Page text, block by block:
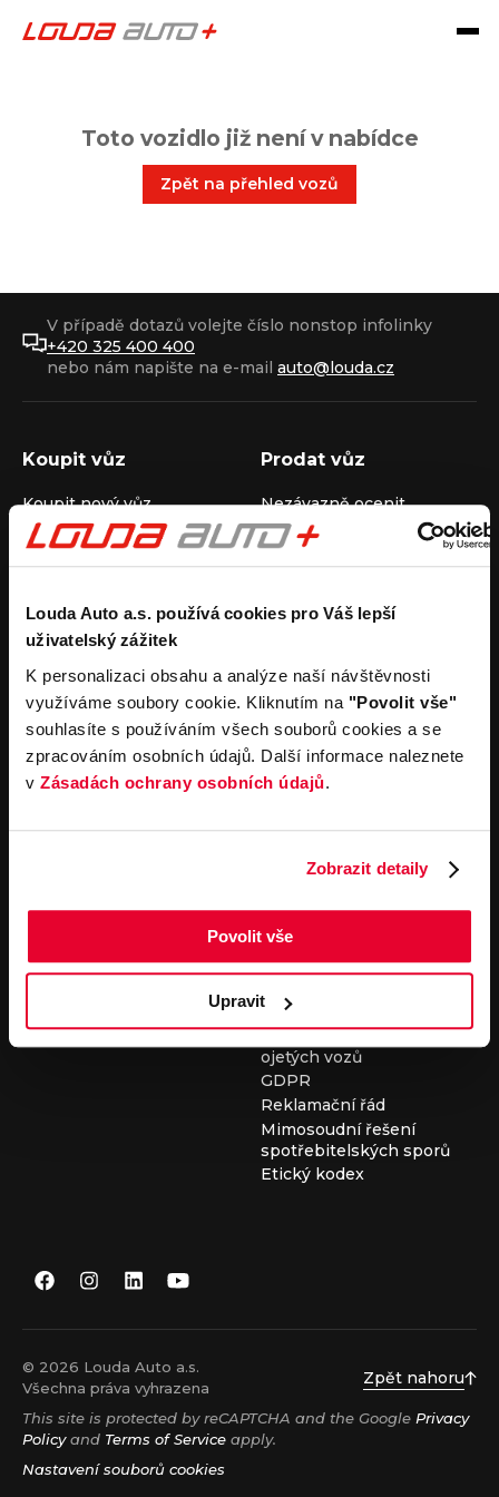
Louda Auto a.s. používá cookies pro Váš lepší
uživatelský zážitek
K personalizaci obsahu a analýze naší návštěvnosti
využíváme soubory cookie. Kliknutím na "Povolit vše"
souhlasíte s používáním všech souborů cookies a se
zpracováním osobních údajů. Další informace naleznete
v Zásadách ochrany osobních údajů.
Zobrazit detaily
Povolit vše
Upravit
Toto vozidlo již není v nabídce
Zpět na přehled vozů
V případě dotazů volejte číslo nonstop infolinky
+420 325 400 400
nebo nám napište na e-mail auto@louda.cz
Koupit vůz
Koupit nový vůz
Koupit ojetý vůz
Koupit užitkový vůz
Prodat vůz
Nezávazně ocenit
Průběh výkupu vozu
Pronájem
Carsharing
Autopůjčovna
Operativní leasing
Společnost
Louda Auto+ Poděbrady
Obytné vozy
Novinky
Kariéra
Servisní služby
Servis
Důležité odkazy
Cookies
Všeobecné obchodní
podmínky pro online
vozidel
Všeobecné obchodní
podmínky pro provádění
servisních prací
Všeobecné obchodní
podmínky při nákupu
ojetých vozů
GDPR
Reklamační řád
Mimosoudní řešení
spotřebitelských sporů
Etický kodex
© 2026 Louda Auto a.s.
Všechna práva vyhrazena
Zpět nahoru
This site is protected by reCAPTCHA and the Google Privacy
Policyand Terms of Service apply.
Nastavení souborů cookies